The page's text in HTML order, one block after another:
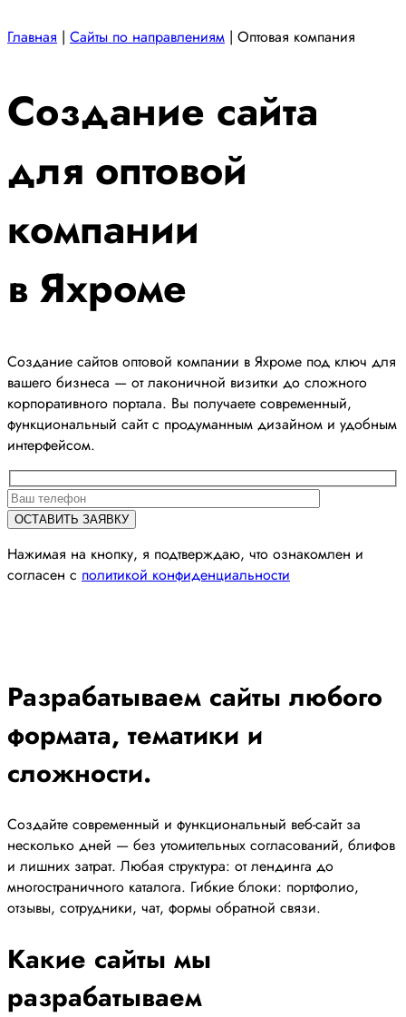
Главная | Сайты по направлениям | Оптовая компания
Создание сайта
для оптовой
компании
в Яхроме
Создание сайтов оптовой компании в Яхроме под ключ для
вашего бизнеса — от лаконичной визитки до сложного
корпоративного портала. Вы получаете современный,
функциональный сайт с продуманным дизайном и удобным
интерфейсом.
Нажимая на кнопку, я подтверждаю, что ознакомлен и
согласен с политикой конфиденциальности
Разрабатываем сайты любого
формата, тематики и
сложности.
Создайте современный и функциональный веб-сайт за
несколько дней — без утомительных согласований, блифов
и лишних затрат. Любая структура: от лендинга до
многостраничного каталога. Гибкие блоки: портфолио,
отзывы, сотрудники, чат, формы обратной связи.
Какие сайты мы
разрабатываем